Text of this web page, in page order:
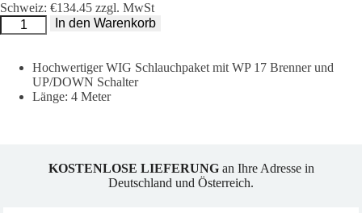
Schweiz: €134.45 zzgl. MwSt
Schlauchpaket
UP/DOWN
Schalter
In den Warenkorb
Hochwertiger WIG Schlauchpaket mit WP 17 Brenner und
UP/DOWN Schalter
Länge: 4 Meter
KOSTENLOSE LIEFERUNGan Ihre Adresse in
Deutschland und Österreich.